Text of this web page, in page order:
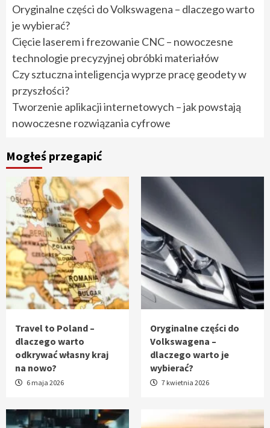
Oryginalne części do Volkswagena – dlaczego warto
je wybierać?
Cięcie laserem i frezowanie CNC – nowoczesne
technologie precyzyjnej obróbki materiałów
Czy sztuczna inteligencja wyprze pracę geodety w
przyszłości?
Tworzenie aplikacji internetowych – jak powstają
nowoczesne rozwiązania cyfrowe
Mogłeś przegapić
Travel to Poland –
dlaczego warto
odkrywać własny kraj
na nowo?
6 maja 2026
Oryginalne części do
Volkswagena –
dlaczego warto je
wybierać?
7 kwietnia 2026